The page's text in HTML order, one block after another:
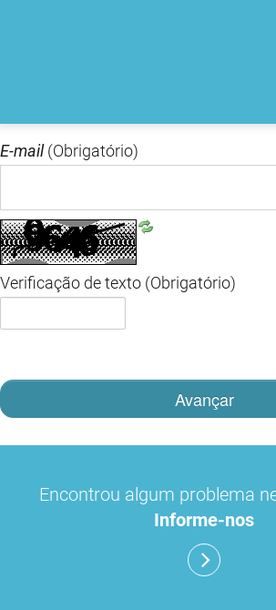
E-mail (Obrigatório)
Verificação de texto (Obrigatório)
Avançar
Encontrou algum problema
Informe-nos